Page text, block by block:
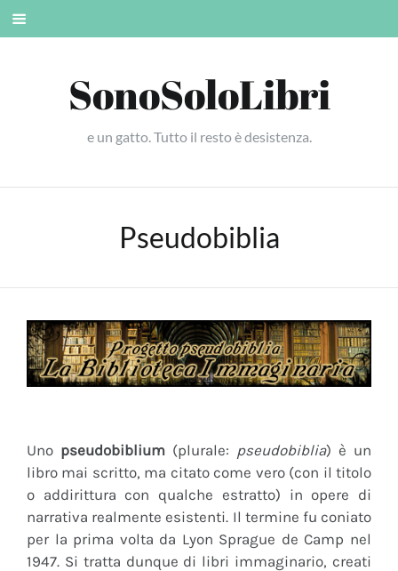
Skip
SonoSoloLibri
e un gatto. Tutto il resto è desistenza.
Pseudobiblia
Uno pseudobiblium (plurale: pseudobiblia) è un
libro mai scritto, ma citato come vero (con il titolo
o addirittura con qualche estratto) in opere di
narrativa realmente esistenti. Il termine fu coniato
per la prima volta da Lyon Sprague de Camp nel
1947. Si tratta dunque di libri immaginario, creati